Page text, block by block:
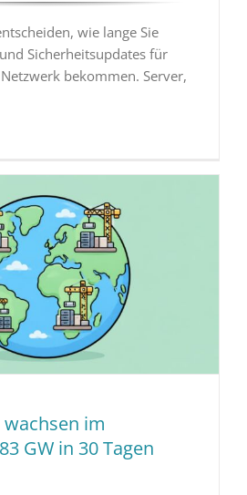
wie lange Sie
Sicherheitsupdates für
bekommen. Server,
im
GW in 30 Tagen